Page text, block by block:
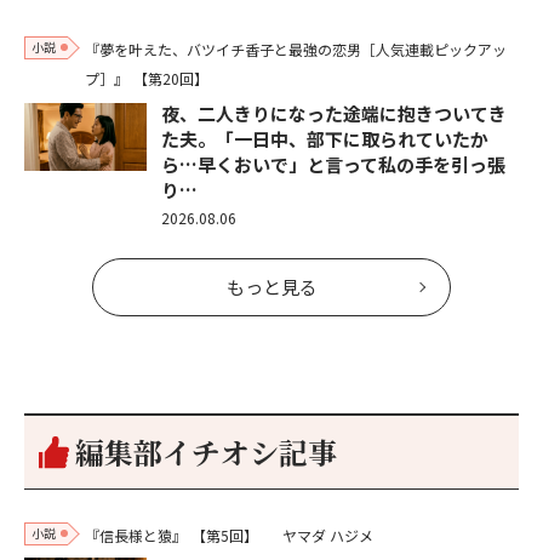
小説
『夢を叶えた、バツイチ香子と最強の恋男［人気連載ピックアッ
プ］』
【第20回】
夜、二人きりになった途端に抱きついてき
た夫。「一日中、部下に取られていたか
ら…早くおいで」と言って私の手を引っ張
り…
2026.08.06
もっと見る
編集部イチオシ記事
小説 『信長様と猿』 【第5回】 ヤマダ ハジメ